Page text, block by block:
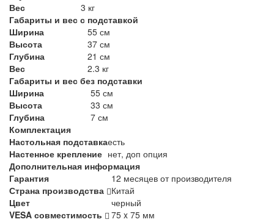
Вес
3 кг
Габариты и вес с подставкой
Ширина
55 см
Высота
37 см
Глубина
21 см
Вес
2.3 кг
Габариты и вес без подставки
Ширина
55 см
Высота
33 см
Глубина
7 см
Комплектация
Настольная подставкаесть
Настенное крепление нет, доп опция
Дополнительная информация
Гарантия
12 месяцев от производителя
Страна производства
Китай
Цвет
черный
VESA совместимость
75 x 75 мм